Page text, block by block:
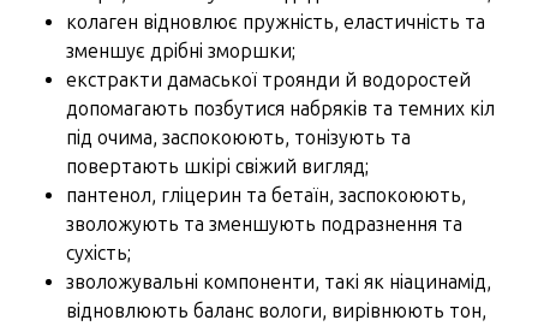
колаген відновлює пружність, еластичність та
зменшує дрібні зморшки;
екстракти дамаської троянди й водоростей
допомагають позбутися набряків та темних кіл
під очима, заспокоюють, тонізують та
повертають шкірі свіжий вигляд;
пантенол, гліцерин та бетаїн, заспокоюють,
зволожують та зменшують подразнення та
сухість;
зволожувальні компоненти, такі як ніацинамід,
відновлюють баланс вологи, вирівнюють тон,